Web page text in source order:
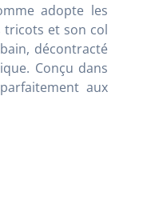
adopte les
tricots et son col
décontracté
Conçu dans
aux